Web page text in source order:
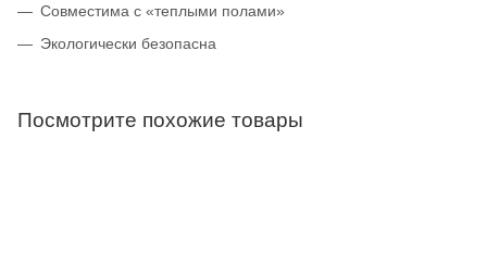
Совместима с «теплыми полами»
Экологически безопасна
Посмотрите похожие товары